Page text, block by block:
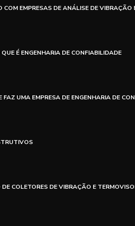
EMPRESAS DE ANÁLISE DE VIBRAÇÃO
QUE É ENGENHARIA DE CONFIABILIDADE
FAZ UMA EMPRESA DE ENGENHARIA DE
COLETORES DE VIBRAÇÃO E